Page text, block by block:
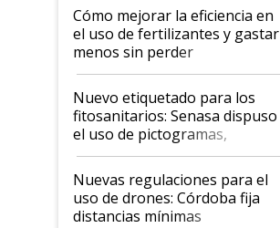
Cómo mejorar la eficiencia en
el uso de fertilizantes y gastar
menos sin perder
productividad en la campaña
fina
Nuevo etiquetado para los
fitosanitarios: Senasa dispuso
el uso de pictogramas,
palabras de advertencia e
indicaciones
Nuevas regulaciones para el
uso de drones: Córdoba fija
distancias mínimas